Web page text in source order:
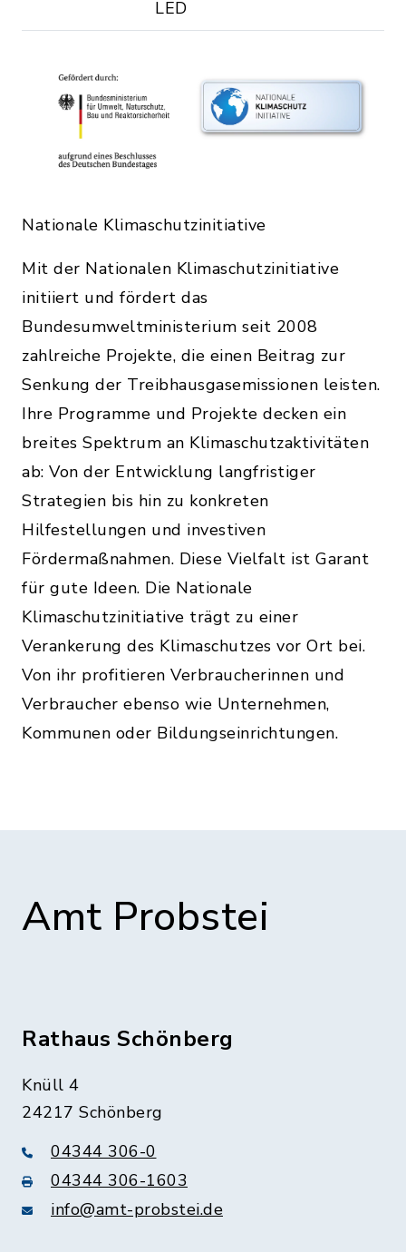
LED
Nationale Klimaschutzinitiative
Mit der Nationalen Klimaschutzinitiative
initiiert und fördert das
Bundesumweltministerium seit 2008
zahlreiche Projekte, die einen Beitrag zur
Senkung der Treibhausgasemissionen leisten.
Ihre Programme und Projekte decken ein
breites Spektrum an Klimaschutzaktivitäten
ab: Von der Entwicklung langfristiger
Strategien bis hin zu konkreten
Hilfestellungen und investiven
Fördermaßnahmen. Diese Vielfalt ist Garant
für gute Ideen. Die Nationale
Klimaschutzinitiative trägt zu einer
Verankerung des Klimaschutzes vor Ort bei.
Von ihr profitieren Verbraucherinnen und
Verbraucher ebenso wie Unternehmen,
Kommunen oder Bildungseinrichtungen.
Amt Probstei
Rathaus Schönberg
Knüll 4
24217 Schönberg
04344 306-0
04344 306-1603
info@amt-probstei.de